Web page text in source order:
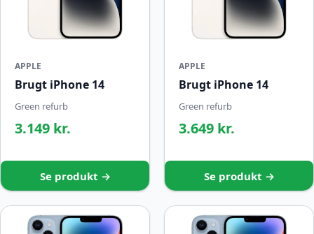
APPLE
Brugt iPhone 14
Green refurb
3.149 kr.
Se produkt →
APPLE
Brugt iPhone 14
Green refurb
3.649 kr.
Se produkt →